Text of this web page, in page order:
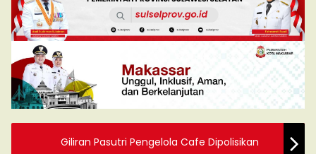
Giliran Pasutri Pengelola Cafe Dipolisikan